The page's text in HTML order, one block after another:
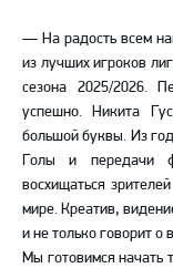
— На радость всем
из лучших игроков
сезона 2025/2026.
успешно. Никита
большой буквы. Из
Голы и передачи
восхищаться
мире. Креатив,
и не только говорит
Мы готовимся начать